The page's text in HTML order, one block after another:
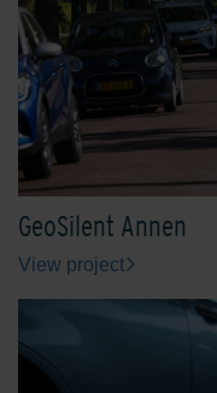
GeoSilent Annen
View project